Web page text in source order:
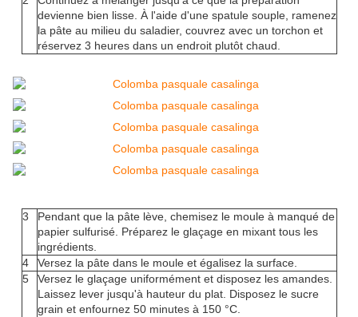
devienne bien lisse. À l'aide d'une spatule souple, ramenez
la pâte au milieu du saladier, couvrez avec un torchon et
réservez 3 heures dans un endroit plutôt chaud.
3
Pendant que la pâte lève, chemisez le moule à manqué de
papier sulfurisé. Préparez le glaçage en mixant tous les
ingrédients.
4
Versez la pâte dans le moule et égalisez la surface.
5
Versez le glaçage uniformément et disposez les amandes.
Laissez lever jusqu'à hauteur du plat. Disposez le sucre
grain et enfournez 50 minutes à 150 °C.